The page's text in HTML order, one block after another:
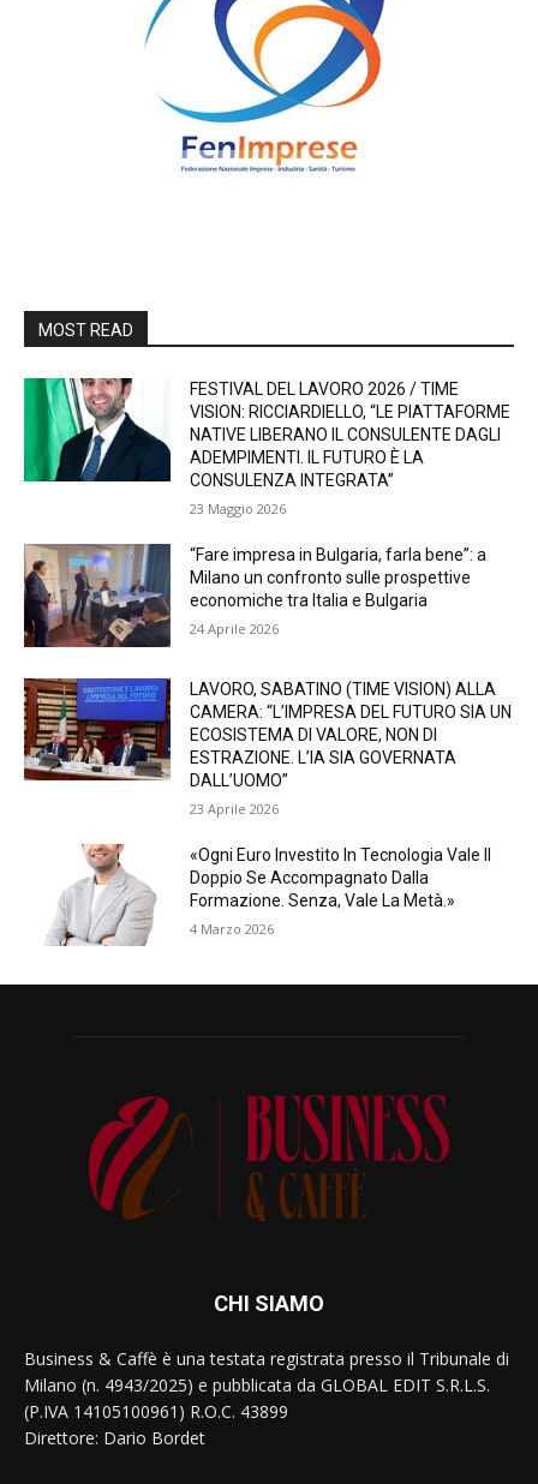
MOST READ
FESTIVAL DEL LAVORO 2026 / TIME
VISION: RICCIARDIELLO, “LE PIATTAFORME
NATIVE LIBERANO IL CONSULENTE DAGLI
ADEMPIMENTI. IL FUTURO È LA
CONSULENZA INTEGRATA”
23 Maggio 2026
“Fare impresa in Bulgaria, farla bene”: a
Milano un confronto sulle prospettive
economiche tra Italia e Bulgaria
24 Aprile 2026
LAVORO, SABATINO (TIME VISION) ALLA
CAMERA: “L’IMPRESA DEL FUTURO SIA UN
ECOSISTEMA DI VALORE, NON DI
ESTRAZIONE. L’IA SIA GOVERNATA
DALL’UOMO”
23 Aprile 2026
«Ogni Euro Investito In Tecnologia Vale Il
Doppio Se Accompagnato Dalla
Formazione. Senza, Vale La Metà.»
4 Marzo 2026
CHI SIAMO
Business & Caffè è una testata registrata presso il Tribunale di
Milano (n. 4943/2025) e pubblicata da GLOBAL EDIT S.R.L.S.
(P.IVA 14105100961) R.O.C. 43899
Direttore: Dario Bordet